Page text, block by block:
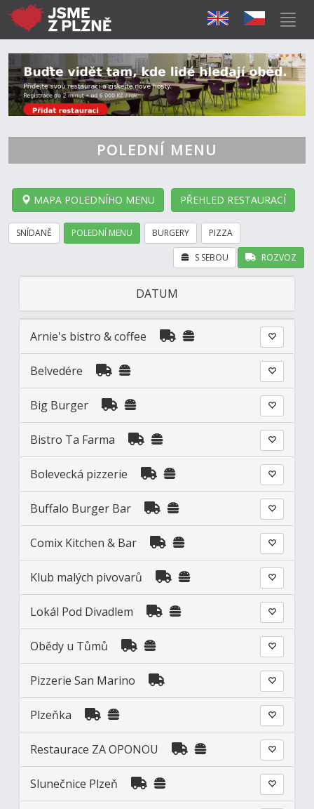
POLEDNÍ MENU
MAPA POLEDNÍHO MENU PŘEHLED RESTAURACÍ
SNÍDANĚ POLEDNÍ MENU BURGERY PIZZA
ROZVOZ
S SEBOU
DATUM
Arnie's bistro & coffee
Belvedére
Big Burger
Bistro Ta Farma
Bolevecká pizzerie
Buffalo Burger Bar
Comix Kitchen & Bar
Klub malých pivovarů
Lokál Pod Divadlem
Obědy u Tůmů
Pizzerie San Marino
Plzeňka
Restaurace ZA OPONOU
Slunečnice Plzeň